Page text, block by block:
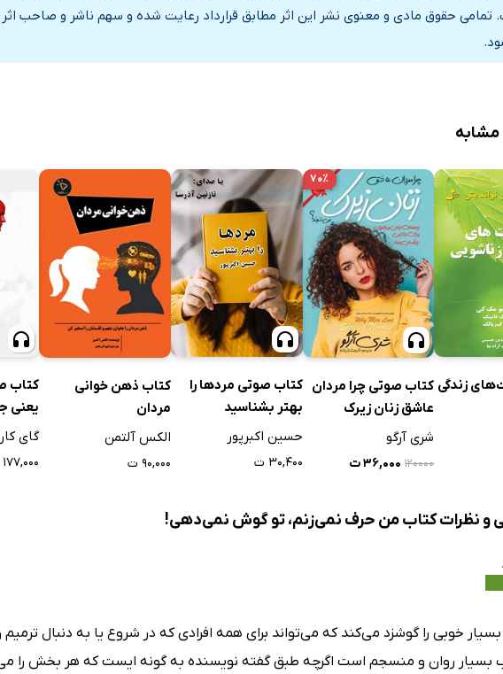
گذشته
جای دیگری بگذارید
بگویید که عاشقِ هم هستید
نشان دهید که عاشقِ هم هستید
با شماست، یا خوشبختید
درست تعریف کنید
وقت بگذارید
را حفظ کنید
مشکلات خود نترسید
تمامی حقوق مادی و معنوی نشر این اثر مطابق قرارداد رعایت شده و سهم ناشر و صاحب
زندگی
۷۰٪
کتاب صوتی چرا مردان
عاشق زنان زیرک
می‌شوند؟
شری آرگو
۱۲۰۰۰۰ ۳۶,۰۰۰ ت
کتاب صوتی مردها را
بهتر بشناسید
حسین اکبرپور
۳۰,۴۰۰ ت
کتاب ذهن‌ خوانی
مردان
الکس آلتمن
۹۰,۰۰۰ ت
کتاب
یعنی
گای
۱۷۷,۰۰۰ ت
و نظرات کتاب من حرف نمی‌زنم، تو گوش نمی‌دهی!
خوبی را گوشزد می‌کند که می‌تواند برای همه افرادی که در شروع یا به دنبال
بسیار روان و منسجم است اگرچه طبق گفته نویسنده به گونه ایست که هر بخش را